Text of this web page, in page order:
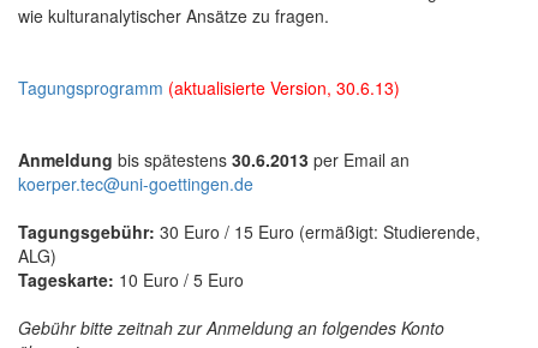
wie kulturanalytischer Ansätze zu fragen.
Tagungsprogramm (aktualisierte Version, 30.6.13)
Anmeldung bis spätestens 30.6.2013 per Email an
koerper.tec@uni-goettingen.de
Tagungsgebühr: 30 Euro / 15 Euro (ermäßigt: Studierende,
ALG)
Tageskarte: 10 Euro / 5 Euro
Gebühr bitte zeitnah zur Anmeldung an folgendes Konto